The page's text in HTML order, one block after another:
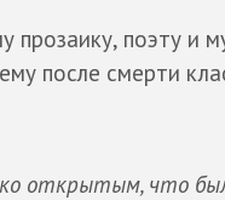
прозаику, поэту и
после смерти
открытым, что